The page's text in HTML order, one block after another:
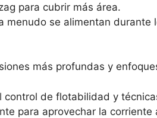
para cubrir más área.
menudo se alimentan
más profundas y
control de flotabilidad y
para aprovechar la corriente